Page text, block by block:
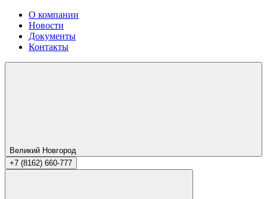
О компании
Новости
Документы
Контакты
Великий Новгород
+7 (8162) 660-777